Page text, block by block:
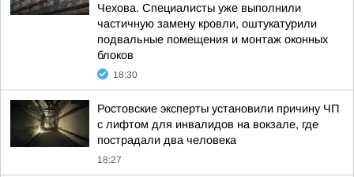
Чехова. Специалисты уже выполнили
частичную замену кровли, оштукатурили
подвальные помещения и монтаж оконных
блоков
18:30
Ростовские эксперты установили причину ЧП
с лифтом для инвалидов на вокзале, где
пострадали два человека
18:27